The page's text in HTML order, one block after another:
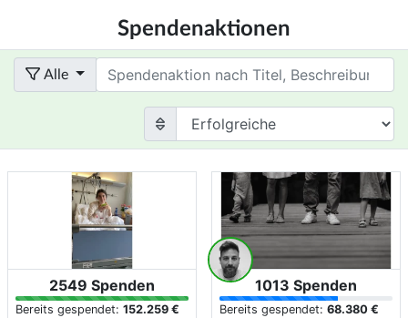
Spendenaktionen
Alle Term
2549 Spenden
Bereits gespendet: 152.259 €
1013 Spenden
Bereits gespendet: 68.380 €